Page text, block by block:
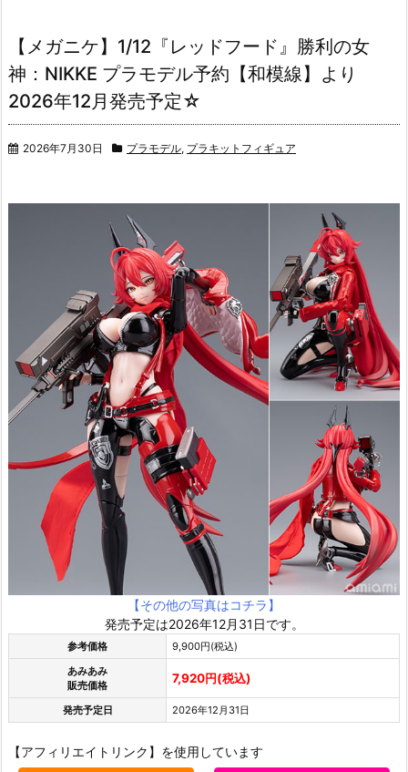
【メガニケ】1/12『レッドフード』勝利の女
神：NIKKE プラモデル予約【和模線】より
2026年12月発売予定☆
2026年7月30日 プラモデル, プラキットフィギュア
【その他の写真はコチラ】
発売予定は2026年12月31日です。
参考価格
9,900円(税込)
あみあみ
販売価格
7,920円(税込)
発売予定日 2026年12月31日
【アフィリエイトリンク】を使用しています